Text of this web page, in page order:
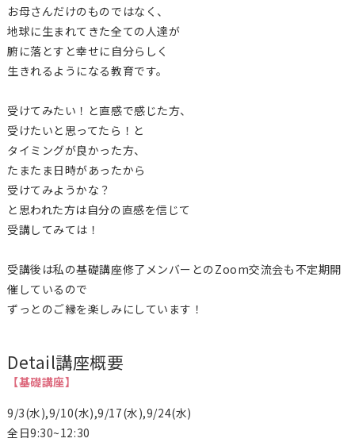
お母さんだけのものではなく、
地球に生まれてきた全ての人達が
腑に落とすと幸せに自分らしく
生きれるようになる教育です。
受けてみたい！と直感で感じた方、
受けたいと思ってたら！と
タイミングが良かった方、
たまたま日時があったから
受けてみようかな？
と思われた方は自分の直感を信じて
受講してみては！
受講後は私の基礎講座修了メンバーとのZoom交流会も不定期開
催しているので
ずっとのご縁を楽しみにしています！
Detail講座概要
【基礎講座】
9/3(水),9/10(水),9/17(水),9/24(水)
全日9:30~12:30